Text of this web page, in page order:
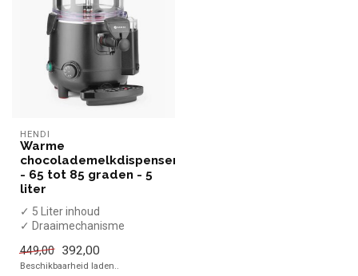
HENDI
Warme
chocolademelkdispenser
- 65 tot 85 graden - 5
liter
✓ 5 Liter inhoud
✓ Draaimechanisme
449,00
392,00
Beschikbaarheid laden..